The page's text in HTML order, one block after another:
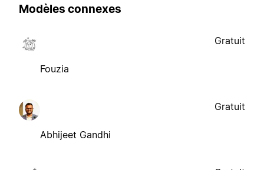
Modèles connexes
Fouzia
Gratuit
Abhijeet Gandhi
Gratuit